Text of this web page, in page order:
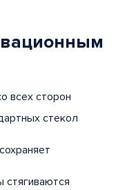
всех сторон
стекол